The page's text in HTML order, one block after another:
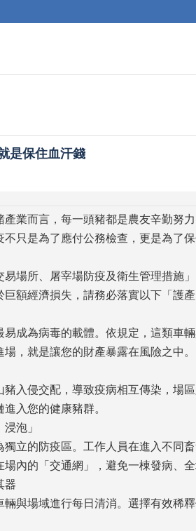
是保住血汗錢
業而言，每一頭豬都是農友辛勤努
只是為了應付公務檢查，更是為了保
場所、屠宰場防疫及衛生管理措施
額經濟損失，請務必落實以下「護產
成為病毒的載體。依規定，這類車
，就是讓您的財產暴露在風險之中。
入侵交配，導致疫病相互傳染，場
入您的健康豬群。
泡」
立的防疫區。工作人員在進入不同
內的「交通網」，避免一棟發病、全
器
與場域進行每日清消。選擇有效稀